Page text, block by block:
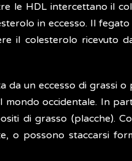
le HDL intercettano il
in eccesso. Il
il colesterolo ricevuto
un eccesso di grassi o
occidentale. In
di grasso (placche).
o possono staccarsi